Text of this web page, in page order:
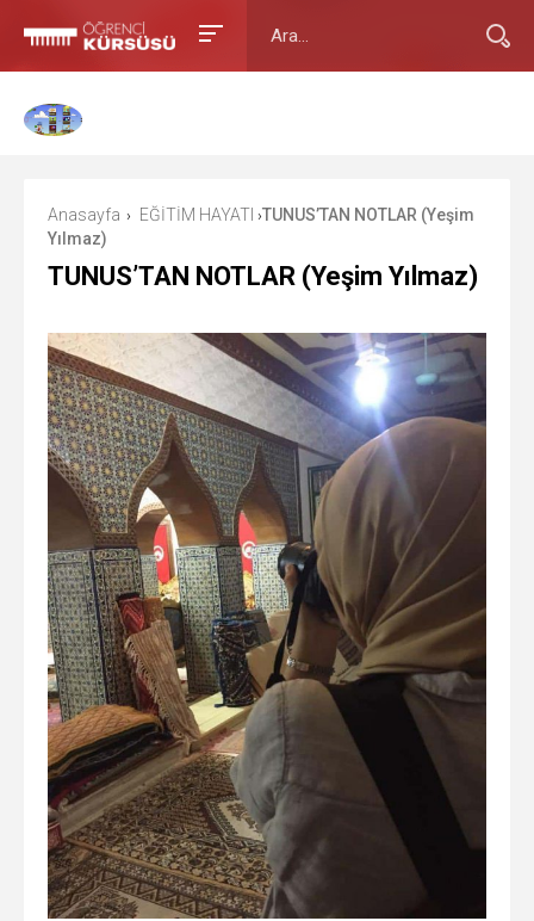
Anasayfa › EĞİTİM HAYATI ›TUNUS’TAN NOTLAR (Yeşim
Yılmaz)
TUNUS’TAN NOTLAR (Yeşim Yılmaz)